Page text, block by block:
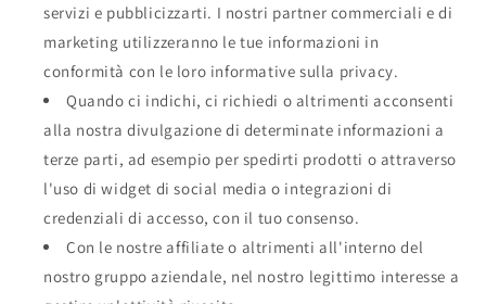
servizi e pubblicizzarti. I nostri partner commerciali e di
marketing utilizzeranno le tue informazioni in
conformità con le loro informative sulla privacy.
Quando ci indichi, ci richiedi o altrimenti acconsenti
alla nostra divulgazione di determinate informazioni a
terze parti, ad esempio per spedirti prodotti o attraverso
l'uso di widget di social media o integrazioni di
credenziali di accesso, con il tuo consenso.
Con le nostre affiliate o altrimenti all'interno del
nostro gruppo aziendale, nel nostro legittimo interesse a